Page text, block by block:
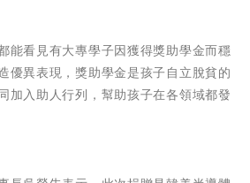
能看見有大專學子因獲得獎助學金而穩
優異表現，獎助學金是孩子自立脫貧的
加入助人行列，幫助孩子在各領域都發